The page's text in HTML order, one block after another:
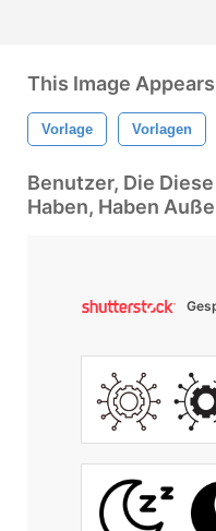
This Image
Vorlage Vorlagen
Benutzer, Die
Haben, Haben